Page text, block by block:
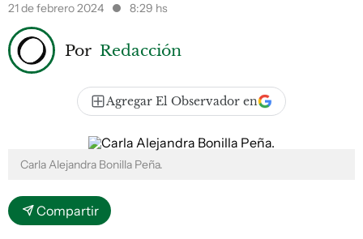
21 de febrero 2024
8:29 hs
Por Redacción
Agregar El Observador en
Carla Alejandra Bonilla Peña.
Compartir